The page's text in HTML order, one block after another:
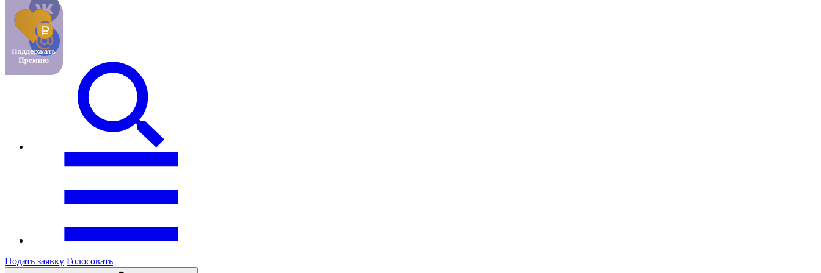
Подать заявку Голосовать